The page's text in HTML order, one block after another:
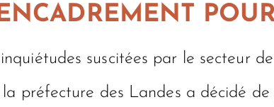
suscitées par le secteur
préfecture des Landes a décidé de